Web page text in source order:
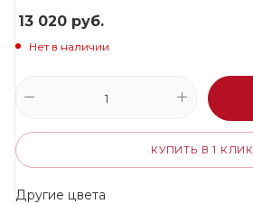
13 020 руб.
Нет в наличии
КУПИТЬ В 1 КЛИК
Другие цвета